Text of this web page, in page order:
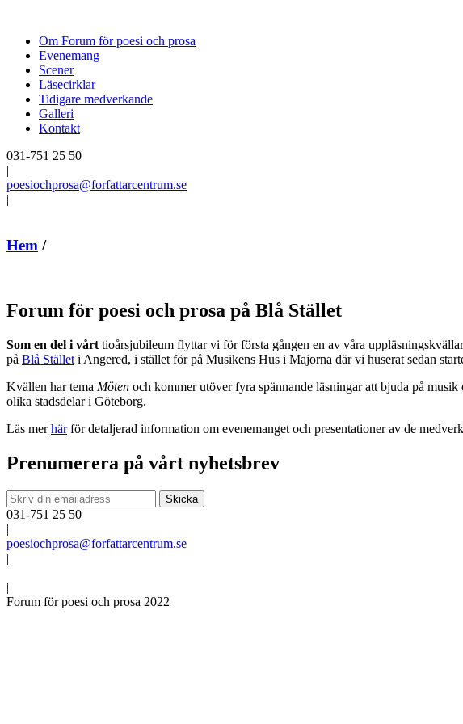
Om Forum för poesi och prosa
Evenemang
Scener
Läsecirklar
Tidigare medverkande
Galleri
Kontakt
031-751 25 50
|
poesiochprosa@forfattarcentrum.se
|
Hem /
Forum för poesi och prosa på Blå Stället
Som en del i vårt tioårsjubileum flyttar vi för första gången en av våra
på Blå Stället i Angered, i stället för på Musikens Hus i Majorna där vi huserat sedan
Kvällen har tema Möten och kommer utöver fyra spännande läsningar att bjuda på
olika stadsdelar i Göteborg.
Läs merhärför detaljerad information om evenemanget och presentationer av de
Prenumerera på vårt nyhetsbrev
031-751 25 50
|
poesiochprosa@forfattarcentrum.se
|
|
Forum för poesi och prosa 2022